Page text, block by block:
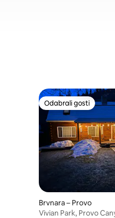
Odabrali gosti
Odabrali gosti
Brvnara – Provo
Vivian Park, Provo